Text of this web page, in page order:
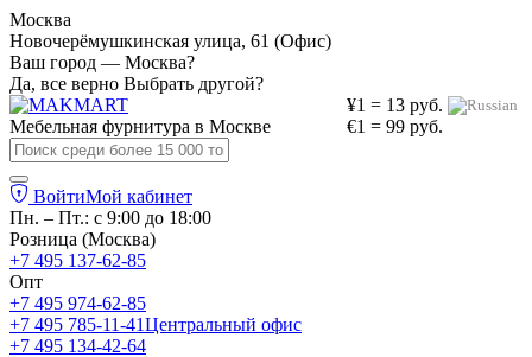
Москва
Новочерёмушкинская улица, 61 (Офис)
Ваш город — Москва?
Да, все верно Выбрать другой?
¥1 = 13 руб.
€1 = 99 руб.
Мебельная фурнитура в Москве
ВойтиМой кабинет
Пн. – Пт.: с 9:00 до 18:00
Розница (Москва)
+7 495 137-62-85
Опт
+7 495 974-62-85
+7 495 785-11-41Центральный офис
+7 495 134-42-64